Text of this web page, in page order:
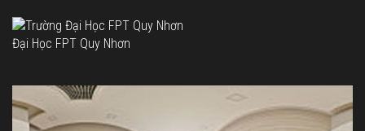
Đại Học FPT Quy Nhơn